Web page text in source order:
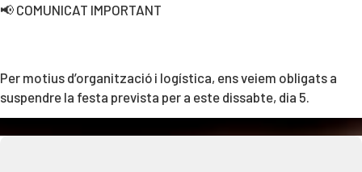
📢 COMUNICAT IMPORTANT
Per motius d’organització i logística, ens veiem obligats a
suspendre la festa prevista per a este dissabte, dia 5.